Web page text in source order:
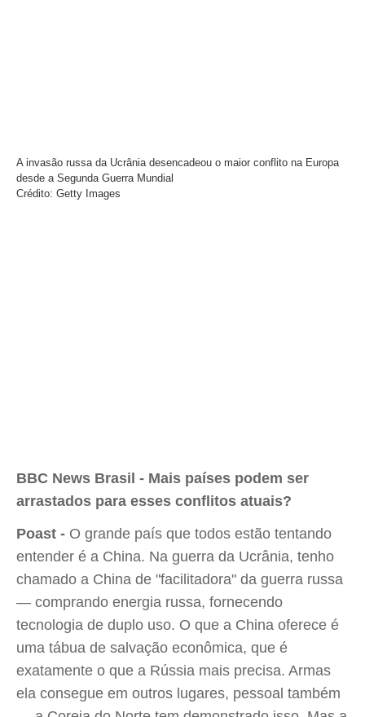
A invasão russa da Ucrânia desencadeou o maior conflito na Europa
desde a Segunda Guerra Mundial
Crédito: Getty Images
BBC News Brasil - Mais países podem ser
arrastados para esses conflitos atuais?
Poast - O grande país que todos estão tentando
entender é a China. Na guerra da Ucrânia, tenho
chamado a China de "facilitadora" da guerra russa
— comprando energia russa, fornecendo
tecnologia de duplo uso. O que a China oferece é
uma tábua de salvação econômica, que é
exatamente o que a Rússia mais precisa. Armas
ela consegue em outros lugares, pessoal também